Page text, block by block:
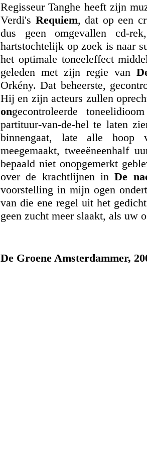
Regisseur Tanghe heeft zijn
Verdi's Requiem, dat op een
dus geen omgevallen cd-
hartstochtelijk op zoek is naar
het optimale toneeleffect
geleden met zijn regie van
Orkény. Dat beheerste,
Hij en zijn acteurs zullen
ongecontroleerde
partituur-van-de-hel te laten
binnengaat, late alle hoop
meegemaakt, tweeëneenhalf
bepaald niet onopgemerkt
over de krachtlijnen inDe
voorstelling in mijn ogen
van die ene regel uit het
geen zucht meer slaakt, als uw
De Groene Amsterdammer,